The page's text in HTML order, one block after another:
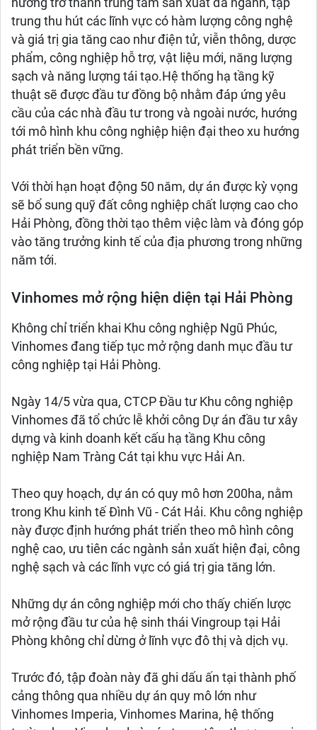
hướng trở thành trung tâm sản xuất đa ngành, tập
trung thu hút các lĩnh vực có hàm lượng công nghệ
và giá trị gia tăng cao như điện tử, viễn thông, dược
phẩm, công nghiệp hỗ trợ, vật liệu mới, năng lượng
sạch và năng lượng tái tạo.Hệ thống hạ tầng kỹ
thuật sẽ được đầu tư đồng bộ nhằm đáp ứng yêu
cầu của các nhà đầu tư trong và ngoài nước, hướng
tới mô hình khu công nghiệp hiện đại theo xu hướng
phát triển bền vững.
Với thời hạn hoạt động 50 năm, dự án được kỳ vọng
sẽ bổ sung quỹ đất công nghiệp chất lượng cao cho
Hải Phòng, đồng thời tạo thêm việc làm và đóng góp
vào tăng trưởng kinh tế của địa phương trong những
năm tới.
Vinhomes mở rộng hiện diện tại Hải Phòng
Không chỉ triển khai Khu công nghiệp Ngũ Phúc,
Vinhomes đang tiếp tục mở rộng danh mục đầu tư
công nghiệp tại Hải Phòng.
Ngày 14/5 vừa qua, CTCP Đầu tư Khu công nghiệp
Vinhomes đã tổ chức lễ khởi công Dự án đầu tư xây
dựng và kinh doanh kết cấu hạ tầng Khu công
nghiệp Nam Tràng Cát tại khu vực Hải An.
Theo quy hoạch, dự án có quy mô hơn 200ha, nằm
trong Khu kinh tế Đình Vũ - Cát Hải. Khu công nghiệp
này được định hướng phát triển theo mô hình công
nghệ cao, ưu tiên các ngành sản xuất hiện đại, công
nghệ sạch và các lĩnh vực có giá trị gia tăng lớn.
Những dự án công nghiệp mới cho thấy chiến lược
mở rộng đầu tư của hệ sinh thái Vingroup tại Hải
Phòng không chỉ dừng ở lĩnh vực đô thị và dịch vụ.
Trước đó, tập đoàn này đã ghi dấu ấn tại thành phố
cảng thông qua nhiều dự án quy mô lớn như
Vinhomes Imperia, Vinhomes Marina, hệ thống